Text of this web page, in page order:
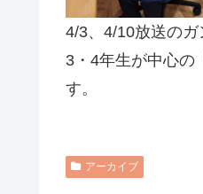
4/3、4/10放送の
3・4年生が中心の
す。
アーカイブ